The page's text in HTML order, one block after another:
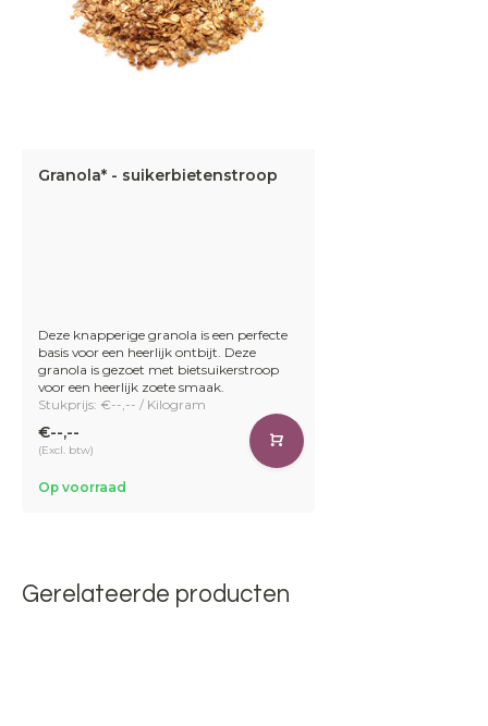
Granola* - suikerbietenstroop
Deze knapperige granola is een perfecte
basis voor een heerlijk ontbijt. Deze
granola is gezoet met bietsuikerstroop
voor een heerlijk zoete smaak.
Stukprijs: €--,-- / Kilogram
€--,--
(Excl. btw)
Op voorraad
Gerelateerde producten